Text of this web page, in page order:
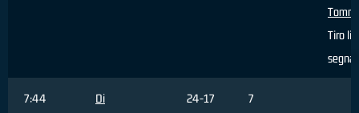
Tiro
7:44
Di
24-17 7